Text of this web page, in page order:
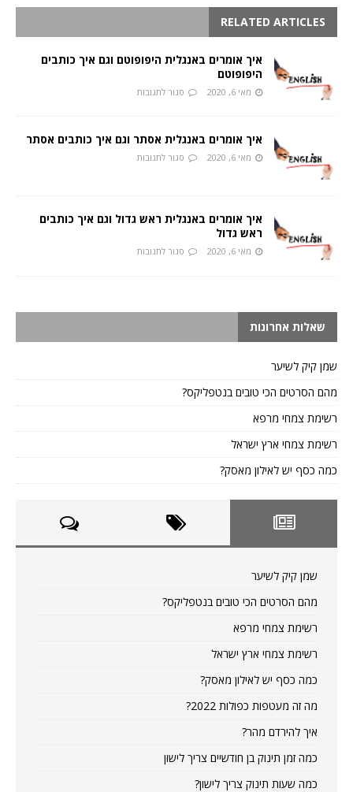
RELATED ARTICLES
איך אומרים באנגלית היפופוטם וגם איך כותבים
היפופוטם
מאי 6, 2020 סגור לתגובות
איך אומרים באנגלית אסתר וגם איך כותבים אסתר
מאי 6, 2020 סגור לתגובות
איך אומרים באנגלית ראש גדול וגם איך כותבים
ראש גדול
מאי 6, 2020 סגור לתגובות
שאלות אחרונות
שמן קיק לשיער
מהם הסרטים הכי טובים בנטפליקס?
רשימת צמחי מרפא
רשימת צמחי ארץ ישראל
כמה כסף יש לאילון מאסק?
שמן קיק לשיער
מהם הסרטים הכי טובים בנטפליקס?
רשימת צמחי מרפא
רשימת צמחי ארץ ישראל
כמה כסף יש לאילון מאסק?
מה זה מעטפות כפולות 2022?
איך להירדם מהר?
כמה זמן תינוק בן חודשיים צריך לישון
כמה שעות תינוק צריך לישון?